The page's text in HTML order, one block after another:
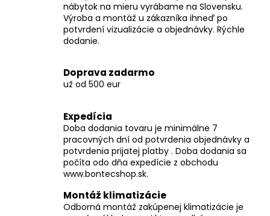
nábytok na mieru vyrábame na Slovensku.
Výroba a montáž u zákazníka ihneď po
potvrdení vizualizácie a objednávky. Rýchle
dodanie.
Doprava zadarmo
už od 500 eur
Expedícia
Doba dodania tovaru je minimálne 7
pracovných dní od potvrdenia objednávky a
potvrdenia prijatej platby . Doba dodania sa
počíta odo dňa expedície z obchodu
www.bontecshop.sk.
Montáž klimatizácie
Odborná montáž zakúpenej klimatizácie je